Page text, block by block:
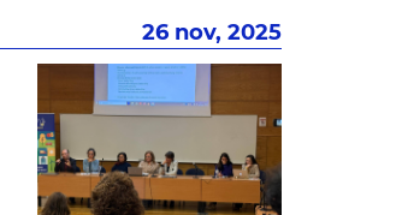
26 nov, 2025